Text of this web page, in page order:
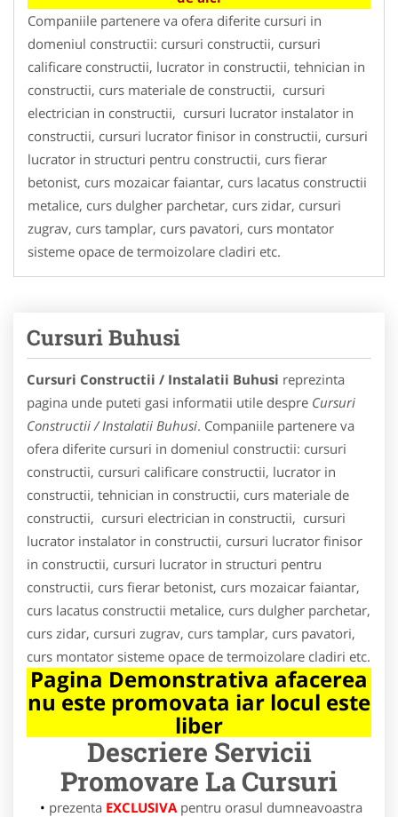
Companiile partenere va ofera diferite cursuri in
domeniul constructii: cursuri constructii, cursuri
calificare constructii, lucrator in constructii, tehnician in
constructii, curs materiale de constructii, cursuri
electrician in constructii, cursuri lucrator instalator in
constructii, cursuri lucrator finisor in constructii, cursuri
lucrator in structuri pentru constructii, curs fierar
betonist, curs mozaicar faiantar, curs lacatus constructii
metalice, curs dulgher parchetar, curs zidar, cursuri
zugrav, curs tamplar, curs pavatori, curs montator
sisteme opace de termoizolare cladiri etc.
Cursuri Buhusi
Cursuri Constructii / Instalatii Buhusi reprezinta
pagina unde puteti gasi informatii utile despre Cursuri
Constructii / Instalatii Buhusi. Companiile partenere va
ofera diferite cursuri in domeniul constructii: cursuri
constructii, cursuri calificare constructii, lucrator in
constructii, tehnician in constructii, curs materiale de
constructii, cursuri electrician in constructii, cursuri
lucrator instalator in constructii, cursuri lucrator finisor
in constructii, cursuri lucrator in structuri pentru
constructii, curs fierar betonist, curs mozaicar faiantar,
curs lacatus constructii metalice, curs dulgher parchetar,
curs zidar, cursuri zugrav, curs tamplar, curs pavatori,
curs montator sisteme opace de termoizolare cladiri etc.
Pagina Demonstrativa afacerea
nu este promovata iar locul este
liber
Descriere Servicii
Promovare La Cursuri
prezenta EXCLUSIVApentru orasul dumneavoastra